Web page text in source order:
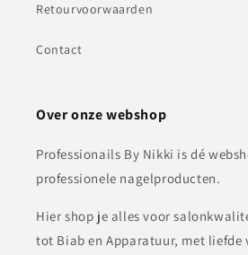
Retourvoorwaarden
Contact
Over onze webshop
Professionails By Nikki is dé
professionele nagelproducten.
Hier shop je alles voor
tot Biab en Apparatuur, met liefde